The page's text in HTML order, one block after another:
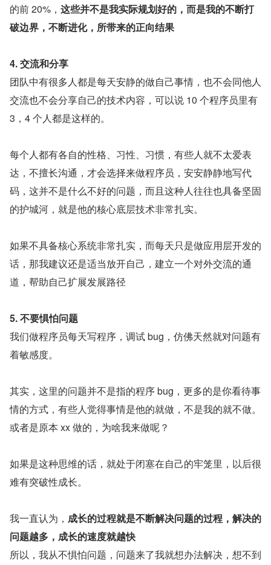
的前 20%， 这些并不是我实际规划好的，而是我的不断打
破边界，不断进化，所带来的正向结果
4. 交流和分享
团队中有很多人都是每天安静的做自己事情，也不会同他人
交流也不会分享自己的技术内容，可以说 10 个程序员里有
3，4 个人都是这样的。
每个人都有各自的性格、习性、习惯，有些人就不太爱表
达，不擅长沟通，才会选择来做程序员，安安静静地写代
码，这并不是什么不好的问题，而且这种人往往也具备坚固
的护城河，就是他的核心底层技术非常扎实。
如果不具备核心系统非常扎实，而每天只是做应用层开发的
话，那我建议还是适当放开自己，建立一个对外交流的通
道，帮助自己扩展发展路径
5. 不要惧怕问题
我们做程序员每天写程序，调试 bug，仿佛天然就对问题有
着敏感度。
其实，这里的问题并不是指的程序 bug，更多的是你看待事
情的方式，有些人觉得事情是他的就做，不是我的就不做。
或者是原本 xx 做的，为啥我来做呢？
如果是这种思维的话，就处于闭塞在自己的牢笼里，以后很
难有突破性成长。
我一直认为， 成长的过程就是不断解决问题的过程，解决的
问题越多，成长的速度就越快
所以，我从不惧怕问题，问题来了我就想办法解决，想不到